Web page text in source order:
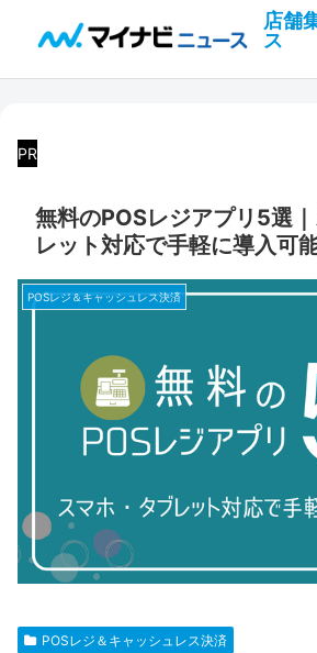
店舗
ス
PR
無料のPOSレジアプリ5選
レット対応で手軽に導入可
POSレジ＆キャッシュレス決済
POSレジ＆キャッシュレス決済